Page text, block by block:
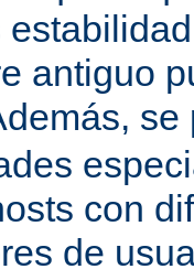
antiguo
con
de